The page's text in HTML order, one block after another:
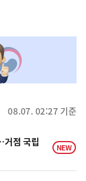
08.07. 02:27 기준
점 국립
NEW